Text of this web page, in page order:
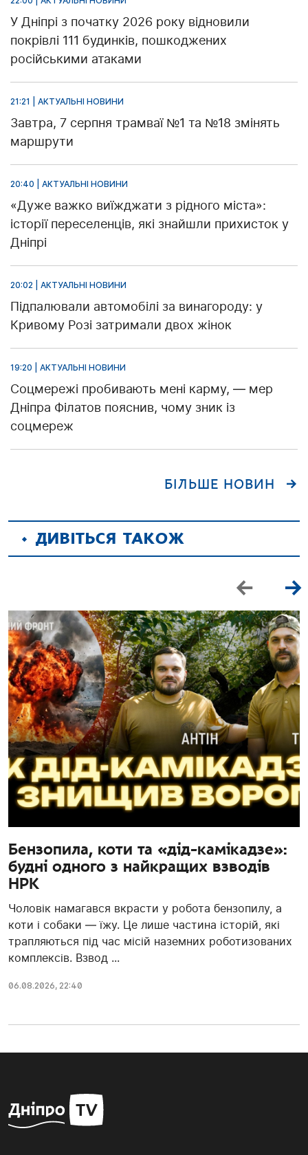
У Дніпрі з початку 2026 року відновили
покрівлі 111 будинків, пошкоджених
російськими атаками
21:21 | АКТУАЛЬНІ НОВИНИ
Завтра, 7 серпня трамваї №1 та №18 змінять
маршрути
20:40 | АКТУАЛЬНІ НОВИНИ
«Дуже важко виїжджати з рідного міста»:
історії переселенців, які знайшли прихисток у
Дніпрі
20:02 | АКТУАЛЬНІ НОВИНИ
Підпалювали автомобілі за винагороду: у
Кривому Розі затримали двох жінок
19:20 | АКТУАЛЬНІ НОВИНИ
Соцмережі пробивають мені карму, — мер
Дніпра Філатов пояснив, чому зник із
соцмереж
БІЛЬШЕ НОВИН
ДИВІТЬСЯ ТАКОЖ
Бензопила, коти та «дід-камікадзе»:
будні одного з найкращих взводів
НРК
Чоловік намагався вкрасти у робота бензопилу, а
коти і собаки — їжу. Це лише частина історій, які
трапляються під час місій наземних роботизованих
комплексів. Взвод ...
06.08.2026, 22:40